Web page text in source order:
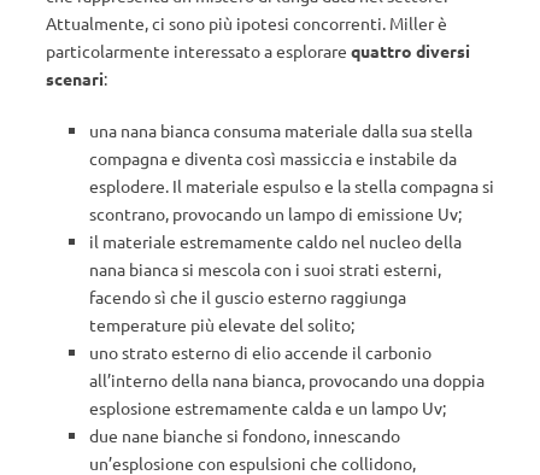
Attualmente, ci sono più ipotesi concorrenti. Miller è
particolarmente interessato a esplorare quattro diversi
scenari:
una nana bianca consuma materiale dalla sua stella
compagna e diventa così massiccia e instabile da
esplodere. Il materiale espulso e la stella compagna si
scontrano, provocando un lampo di emissione Uv;
il materiale estremamente caldo nel nucleo della
nana bianca si mescola con i suoi strati esterni,
facendo sì che il guscio esterno raggiunga
temperature più elevate del solito;
uno strato esterno di elio accende il carbonio
all’interno della nana bianca, provocando una doppia
esplosione estremamente calda e un lampo Uv;
due nane bianche si fondono, innescando
un’esplosione con espulsioni che collidono,